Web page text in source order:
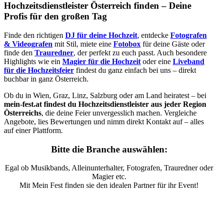
Hochzeitsdienstleister Österreich finden – Deine
Profis für den großen Tag
Finde den richtigen DJ für deine Hochzeit, entdecke Fotografen
& Videografen mit Stil, miete eine Fotobox für deine Gäste oder
finde den Trauredner, der perfekt zu euch passt. Auch besondere
Highlights wie ein Magier für die Hochzeit oder eine Liveband
für die Hochzeitsfeier findest du ganz einfach bei uns – direkt
buchbar in ganz Österreich.
Ob du in Wien, Graz, Linz, Salzburg oder am Land heiratest – bei
mein-fest.at findest du Hochzeitsdienstleister aus jeder Region
Österreichs, die deine Feier unvergesslich machen. Vergleiche
Angebote, lies Bewertungen und nimm direkt Kontakt auf – alles
auf einer Plattform.
Bitte die Branche auswählen:
Egal ob Musikbands, Alleinunterhalter, Fotografen, Trauredner oder
Magier etc.
Mit Mein Fest finden sie den idealen Partner für ihr Event!